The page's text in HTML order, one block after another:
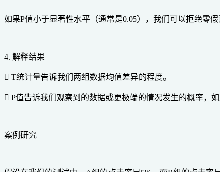
如果P值小于显著性水平（通常是0.05），我们可以拒绝零
4. 解释结果
 T统计量告诉我们两组数据均值差异的程度。
 P值告诉我们观察到的数据或更极端的情况发生的概率，
案例研究